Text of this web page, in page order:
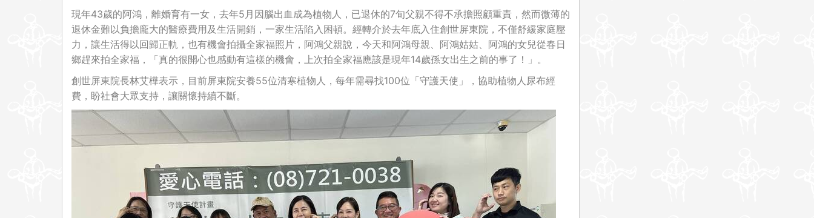
現年43歲的阿鴻，離婚育有一女，去年5月因腦出血成為植物人，已退休的7旬父親不得不承擔照顧重責，然而微薄的
退休金難以負擔龐大的醫療費用及生活開銷，一家生活陷入困頓。經轉介於去年底入住創世屏東院，不僅舒緩家庭壓
力，讓生活得以回歸正軌，也有機會拍攝全家福照片，阿鴻父親說，今天和阿鴻母親、阿鴻姑姑、阿鴻的女兒從春日
鄉趕來拍全家福，「真的很開心也感動有這樣的機會，上次拍全家福應該是現年14歲孫女出生之前的事了！」。
創世屏東院長林艾樺表示，目前屏東院安養55位清寒植物人，每年需尋找100位「守護天使」，協助植物人尿布經
費，盼社會大眾支持，讓關懷持續不斷。